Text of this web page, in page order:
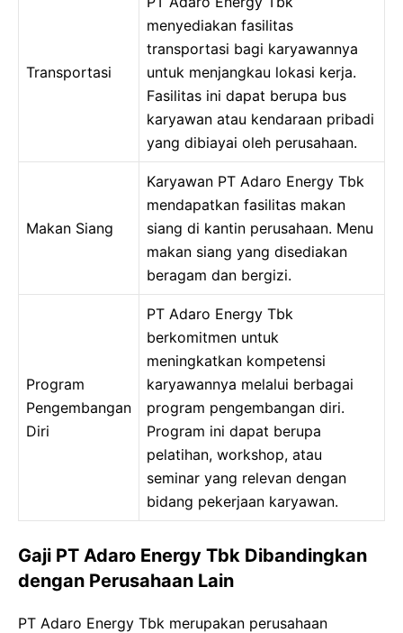
Transportasi
menyediakan fasilitas
transportasi bagi karyawannya
untuk menjangkau lokasi kerja.
Fasilitas ini dapat berupa bus
karyawan atau kendaraan pribadi
yang dibiayai oleh perusahaan.
Makan Siang
Karyawan PT Adaro Energy Tbk
mendapatkan fasilitas makan
siang di kantin perusahaan. Menu
makan siang yang disediakan
beragam dan bergizi.
Program
Pengembangan
Diri
PT Adaro Energy Tbk
berkomitmen untuk
meningkatkan kompetensi
karyawannya melalui berbagai
program pengembangan diri.
Program ini dapat berupa
pelatihan, workshop, atau
seminar yang relevan dengan
bidang pekerjaan karyawan.
Gaji PT Adaro Energy Tbk Dibandingkan
dengan Perusahaan Lain
PT Adaro Energy Tbk merupakan perusahaan